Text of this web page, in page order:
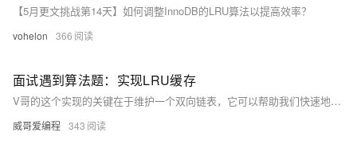
【5月更文挑战第14天】如何调整InnoDB的LRU算法以提高效率？
vohelon 366
面试遇到算法题：实现LRU缓存
V哥的这个实现的关键在于维护一个双向链表，它可以帮助我们快速地访问、更新和删除最近最少使用的节点，同时使用哈希表来提供快速的查找能力。这样，我们就可以在 O(1) 的时间复杂度内完成所有的缓存操作。哈哈干净利索，回答完毕。
威哥爱编程 343